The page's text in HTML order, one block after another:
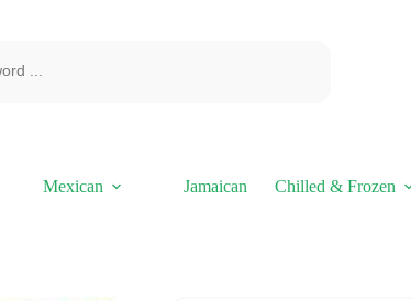
Mexican Jamaican Chilled & Frozen